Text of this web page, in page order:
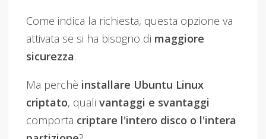
Come indica la richiesta, questa opzione va
attivata se si ha bisogno di maggiore
sicurezza.
Ma perchè installare Ubuntu Linux
criptato, qualivantaggi e svantaggi
comporta criptare l'intero disco o l'intera